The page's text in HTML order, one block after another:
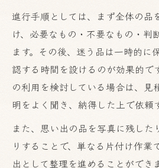
進行手順としては、まず全体の品
け、必要なもの・不要なもの・判
ます。その後、迷う品は一時的に
認する時間を設けるのが効果的で
の利用を検討している場合は、見
明をよく聞き、納得した上で依頼
また、思い出の品を写真に残した
りすることで、単なる片付け作業
出として整理を進めることができ